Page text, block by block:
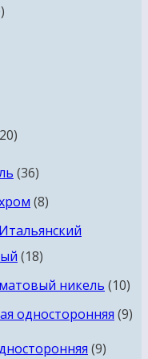
20
2020
3636
товаров
88
товаров
1818
товаров
никель 1010
односторонняя 99
99